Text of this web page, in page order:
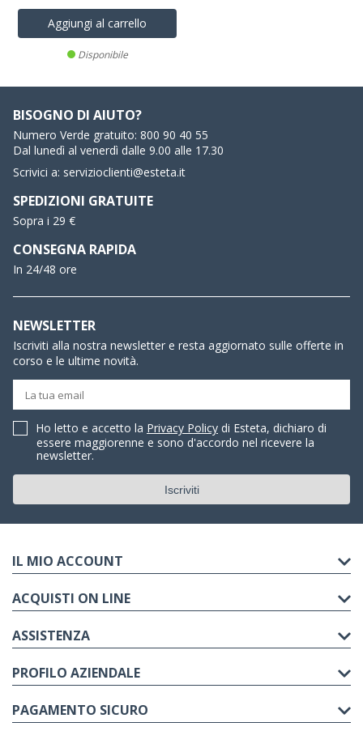
Aggiungi al carrello
Disponibile
BISOGNO DI AIUTO?
Numero Verde gratuito: 800 90 40 55
Dal lunedì al venerdì dalle 9.00 alle 17.30
Scrivici a: servizioclienti@esteta.it
SPEDIZIONI GRATUITE
Sopra i 29 €
CONSEGNA RAPIDA
In 24/48 ore
NEWSLETTER
Iscriviti alla nostra newsletter e resta aggiornato sulle offerte in
corso e le ultime novità.
Ho letto e accetto la Privacy Policy di Esteta, dichiaro di
essere maggiorenne e sono d'accordo nel ricevere la
newsletter.
IL MIO ACCOUNT
ACQUISTI ON LINE
ASSISTENZA
PROFILO AZIENDALE
PAGAMENTO SICURO